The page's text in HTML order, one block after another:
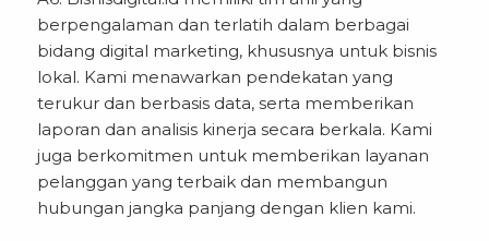
berpengalaman dan terlatih dalam berbagai
bidang digital marketing, khususnya untuk bisnis
lokal. Kami menawarkan pendekatan yang
terukur dan berbasis data, serta memberikan
laporan dan analisis kinerja secara berkala. Kami
juga berkomitmen untuk memberikan layanan
pelanggan yang terbaik dan membangun
hubungan jangka panjang dengan klien kami.